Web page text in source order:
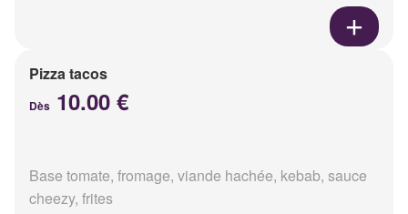
Pizza tacos
Dès 10.00 €
Base tomate, fromage, viande hachée, kebab, sauce
cheezy, frites